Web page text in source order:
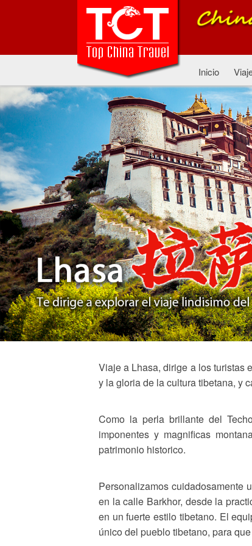
Inicio
Viaje a Lhasa, dirige a los turistas
y la gloria de la cultura tibetana, y
Como la perla brillante del
imponentes y magnificas
patrimonio historico.
Personalizamos cuidadosamente
en la calle Barkhor, desde la
en un fuerte estilo tibetano. El
único del pueblo tibetano, para